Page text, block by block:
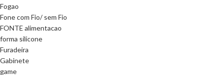
Fogao
Fone com Fio/ sem Fio
FONTE alimentacao
forma silicone
Furadeira
Gabinete
game